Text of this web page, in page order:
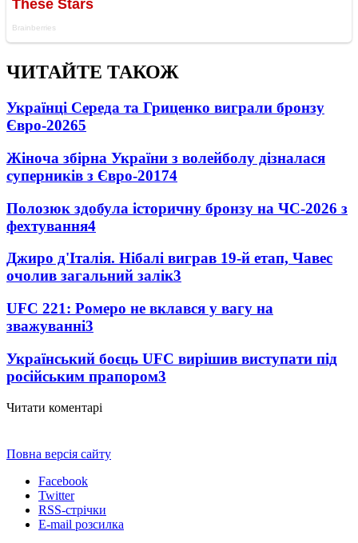
ЧИТАЙТЕ ТАКОЖ
Українці Середа та Гриценко виграли бронзу
Євро-20265
Жіноча збірна України з волейболу дізналася
суперників з Євро-20174
Полозюк здобула історичну бронзу на ЧС-2026 з
фехтування4
Джиро д'Італія. Нібалі виграв 19-й етап, Чавес
очолив загальний залік3
UFC 221: Ромеро не вклався у вагу на
зважуванні3
Український боєць UFC вирішив виступати під
російським прапором3
Читати коментарі
Повна версія сайту
Facebook
Twitter
RSS-стрічки
E-mail розсилка